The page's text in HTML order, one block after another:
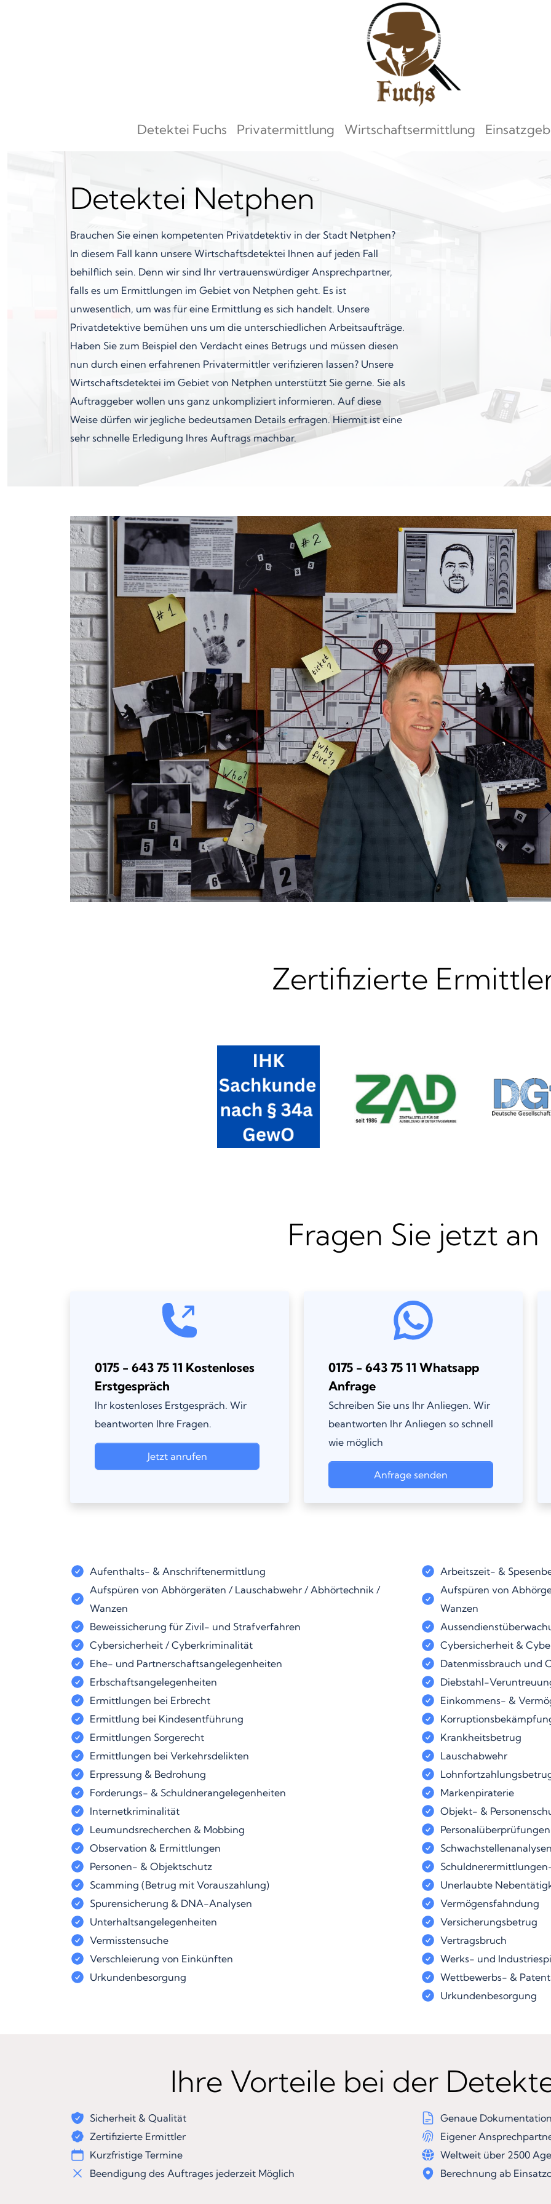
HauptnavigationDetektei Fuchs Privatermittlung Wirtschaftsermittlung
Detektei Netphen
Brauchen Sie einen kompetenten Privatdetektiv in der Stadt Netphen?
In diesem Fall kann unsere Wirtschaftsdetektei Ihnen auf jeden Fall
behilflich sein. Denn wir sind Ihr vertrauenswürdiger Ansprechpartner,
falls es um Ermittlungen im Gebiet von Netphen geht. Es ist
unwesentlich, um was für eine Ermittlung es sich handelt. Unsere
Privatdetektive bemühen uns um die unterschiedlichen Arbeitsaufträge.
Haben Sie zum Beispiel den Verdacht eines Betrugs und müssen diesen
nun durch einen erfahrenen Privatermittler verifizieren lassen? Unsere
Wirtschaftsdetektei im Gebiet von Netphen unterstützt Sie gerne. Sie als
Auftraggeber wollen uns ganz unkompliziert informieren. Auf diese
Weise dürfen wir jegliche bedeutsamen Details erfragen. Hiermit ist eine
sehr schnelle Erledigung Ihres Auftrags machbar.
Zertifizierte
Fragen Sie jetzt an
0175 - 643 75 11 Kostenloses
Erstgespräch
Ihr kostenloses Erstgespräch. Wir
beantworten Ihre Fragen.
Jetzt anrufen
0175 - 643 75 11 Whatsapp
Anfrage
Schreiben Sie uns Ihr Anliegen. Wir
beantworten Ihr Anliegen so schnell
wie möglich
Anfrage senden
Aufenthalts- & Anschriftenermittlung
Aufspüren von Abhörgeräten / Lauschabwehr / Abhörtechnik /
Wanzen
Beweissicherung für Zivil- und Strafverfahren
Cybersicherheit / Cyberkriminalität
Ehe- und Partnerschaftsangelegenheiten
Erbschaftsangelegenheiten
Ermittlungen bei Erbrecht
Ermittlung bei Kindesentführung
Ermittlungen Sorgerecht
Ermittlungen bei Verkehrsdelikten
Erpressung & Bedrohung
Forderungs- & Schuldnerangelegenheiten
Internetkriminalität
Leumundsrecherchen & Mobbing
Observation & Ermittlungen
Personen- & Objektschutz
Scamming (Betrug mit Vorauszahlung)
Spurensicherung & DNA-Analysen
Unterhaltsangelegenheiten
Vermisstensuche
Verschleierung von Einkünften
Urkundenbesorgung
Arbeitszeit- &
Aufspüren von
Wanzen
Cybersicherheit &
Datenmissbrauch und
Diebstahl-
Einkommens- &
Krankheitsbetrug
Lauschabwehr
Markenpiraterie
Objekt- &
Unerlaubte
Vermögensfahndung
Versicherungsbetrug
Vertragsbruch
Werks- und
Wettbewerbs- &
Urkundenbesorgung
Ihre Vorteile bei der
Sicherheit & Qualität
Zertifizierte Ermittler
Kurzfristige Termine
Beendigung des Auftrages jederzeit Möglich
Genaue
Eigener
Weltweit über 2500
Berechnung ab